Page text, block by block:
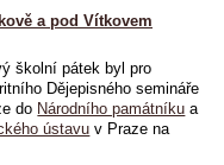
a pod Vítkovem
školní pátek byl pro
Dějepisného semináře
do Národního památníku a
ústavu v Praze na